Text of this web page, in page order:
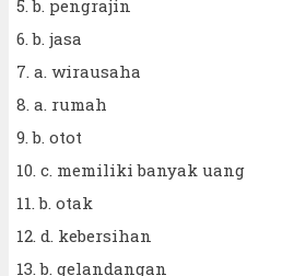
5. b. pengrajin
6. b. jasa
7. a. wirausaha
8. a. rumah
9. b. otot
10. c. memiliki banyak uang
11. b. otak
12. d. kebersihan
13. b. gelandangan